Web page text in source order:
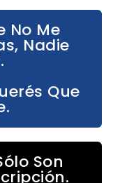
No Me
Nadie
Que
Son